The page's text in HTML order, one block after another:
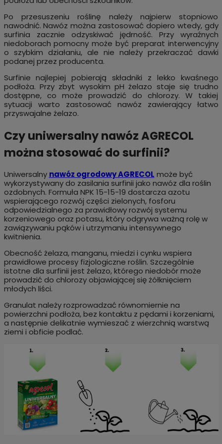
Po przesuszeniu roślinę należy najpierw stopniowo
nawodnić. Nawóz można zastosować dopiero wtedy, gdy
surfinia zacznie odzyskiwać jędrność. Przy wyraźnych
niedoborach pomocny może być preparat interwencyjny
o szybkim działaniu, ale nie należy przekraczać dawki
podanej przez producenta.
Surfinie najlepiej pobierają składniki z lekko kwaśnego
podłoża. Przy zbyt wysokim pH żelazo staje się trudno
dostępne, co może prowadzić do chlorozy. W takiej
sytuacji warto zastosować nawóz zawierający łatwo
przyswajalne żelazo.
Czy uniwersalny nawóz AGRECOL
można stosować do surfinii?
Uniwersalny nawóz ogrodowy AGRECOL może być
wykorzystywany do zasilania surfinii jako nawóz dla roślin
ozdobnych. Formuła NPK 15-15-19 dostarcza azotu
wspierającego rozwój części zielonych, fosforu
odpowiedzialnego za prawidłowy rozwój systemu
korzeniowego oraz potasu, który odgrywa ważną rolę w
zawiązywaniu pąków i utrzymaniu intensywnego
kwitnienia.
Obecność żelaza, manganu, miedzi i cynku wspiera
prawidłowe procesy fizjologiczne roślin. Szczególnie
istotne dla surfinii jest żelazo, którego niedobór może
prowadzić do chlorozy objawiającej się żółknięciem
młodych liści.
Granulat należy rozprowadzać równomiernie na
powierzchni podłoża, bez kontaktu z pędami i korzeniami,
a następnie delikatnie wymieszać z wierzchnią warstwą
ziemi i obficie podlać.